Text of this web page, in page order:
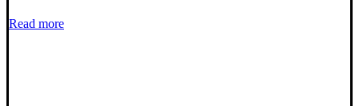
Read more